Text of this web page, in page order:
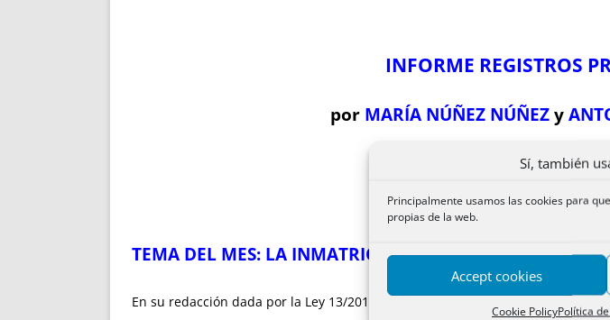
Sí, también
Principalmente usamos las cookies para
propias de la web.
Accept cookies
Cookie PolicyPolítica
INFORME REGISTROS
por MARÍA NÚÑEZ NÚÑEZy
REGISTRADORES DE
TEMA DEL MES: LA INMATRICULACIÓN DEL ARTÍCULO
En su redacción dada por la Ley 13/2015, de 24 de junio, elartículo 205 de la